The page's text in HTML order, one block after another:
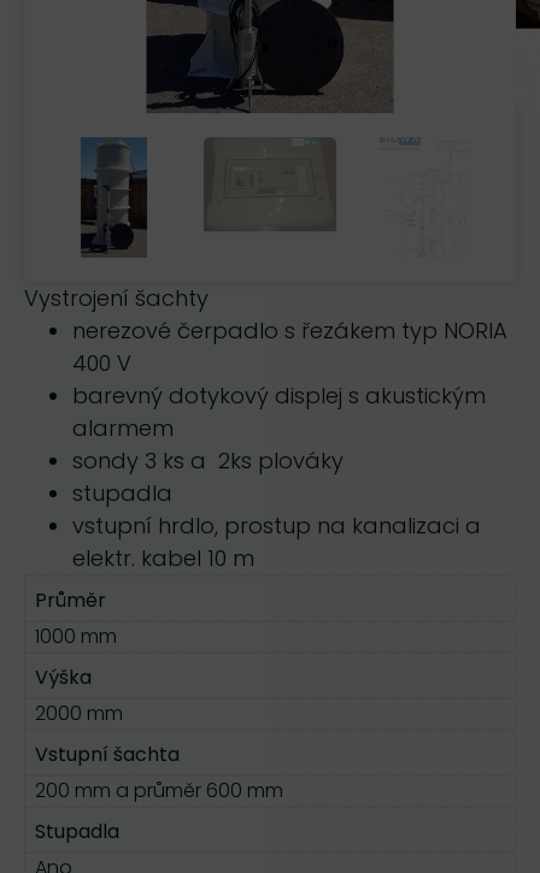
Vystrojení šachty
nerezové čerpadlo s řezákem typ NORIA
400 V
barevný dotykový displej s akustickým
alarmem
sondy 3 ks a 2ks plováky
stupadla
vstupní hrdlo, prostup na kanalizaci a
elektr. kabel 10 m
Průměr
1000 mm
Výška
2000 mm
Vstupní šachta
200 mm a průměr 600 mm
Stupadla